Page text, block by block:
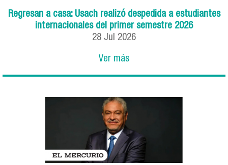
Regresan a casa: Usach realizó despedida a estudiantes
internacionales del primer semestre 2026
28 Jul 2026
Ver más